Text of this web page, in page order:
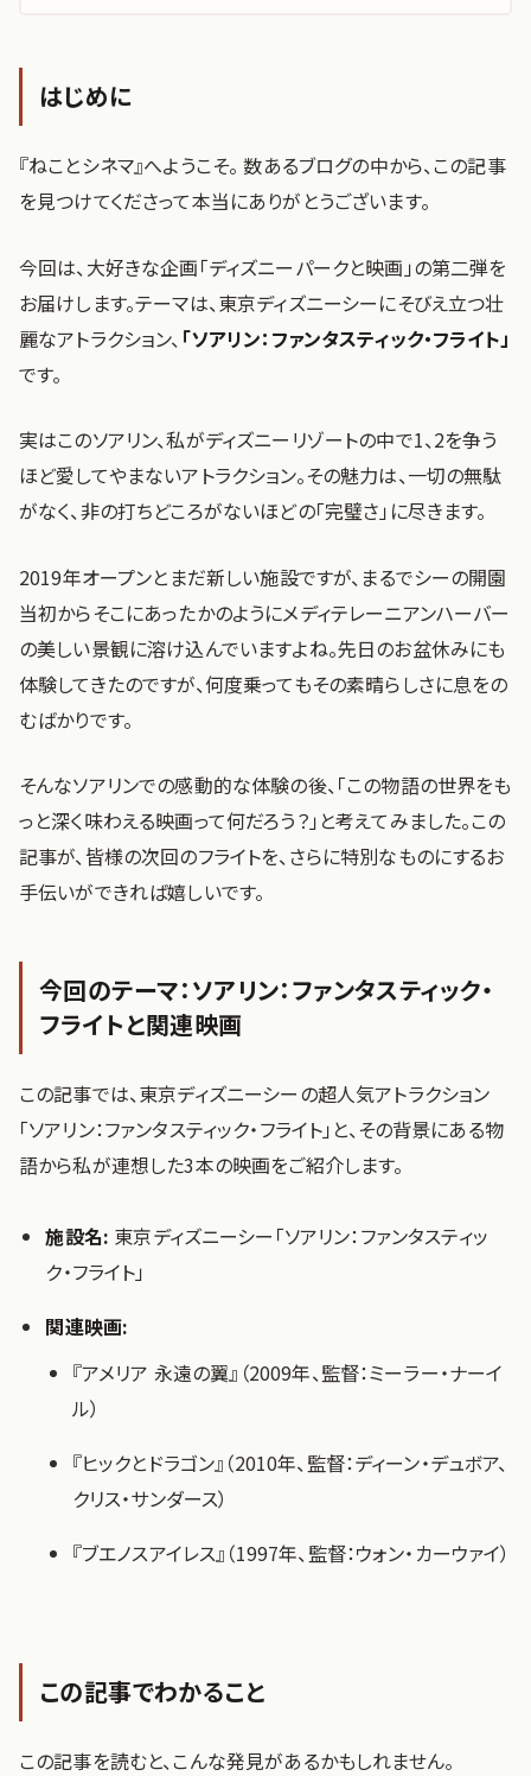
はじめに
『ねことシネマ』へようこそ。 数あるブログの中から、この記事
を見つけてくださって本当にありがとうございます。
今回は、大好きな企画「ディズニーパークと映画」の第二弾を
お届けします。テーマは、東京ディズニーシーにそびえ立つ壮
麗なアトラクション、 「ソアリン：ファンタスティック・フライト」
です。
実はこのソアリン、私がディズニーリゾートの中で1、2を争う
ほど愛してやまないアトラクション。その魅力は、一切の無駄
がなく、非の打ちどころがないほどの「完璧さ」に尽きます。
2019年オープンとまだ新しい施設ですが、まるでシーの開園
当初からそこにあったかのようにメディテレーニアンハーバー
の美しい景観に溶け込んでいますよね。先日のお盆休みにも
体験してきたのですが、何度乗ってもその素晴らしさに息をの
むばかりです。
そんなソアリンでの感動的な体験の後、「この物語の世界をも
っと深く味わえる映画って何だろう？」と考えてみました。この
記事が、皆様の次回のフライトを、さらに特別なものにするお
手伝いができれば嬉しいです。
今回のテーマ：ソアリン：ファンタスティック・
フライトと関連映画
この記事では、東京ディズニーシーの超人気アトラクション
「ソアリン：ファンタスティック・フライト」と、その背景にある物
語から私が連想した3本の映画をご紹介します。
施設名: 東京ディズニーシー「ソアリン：ファンタスティッ
ク・フライト」
関連映画:
『アメリア 永遠の翼』（2009年、監督：ミーラー・ナーイ
ル）
『ヒックとドラゴン』（2010年、監督：ディーン・デュボア、
クリス・サンダース）
『ブエノスアイレス』（1997年、監督：ウォン・カーウァイ）
この記事でわかること
この記事を読むと、こんな発見があるかもしれません。